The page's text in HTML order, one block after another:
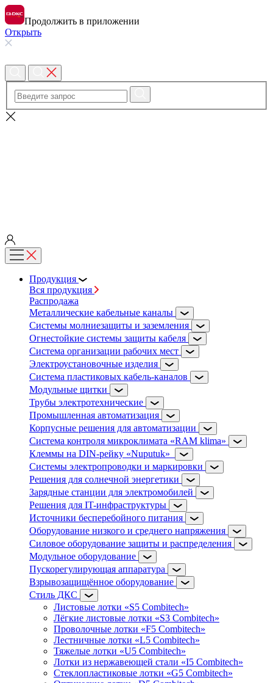
Продолжить в приложении
Открыть
Продукция
Вся продукция
Распродажа
Металлические кабельные каналы
Системы молниезащиты и заземления
Огнестойкие системы защиты кабеля
Система организации рабочих мест
Электроустановочные изделия
Система пластиковых кабель-каналов
Модульные щитки
Трубы электротехнические
Промышленная автоматизация
Корпусные решения для автоматизации
Система контроля микроклимата «RAM klima»
Клеммы на DIN-рейку «Nuputuk»
Системы электропроводки и маркировки
Решения для солнечной энергетики
Зарядные станции для электромобилей
Решения для IT-инфраструктуры
Источники бесперебойного питания
Оборудование низкого и среднего напряжения
Силовое оборудование защиты и распределения
Модульное оборудование
Пускорегулирующая аппаратура
Взрывозащищённое оборудование
Стиль ДКС
Листовые лотки «S5 Combitech»
Лёгкие листовые лотки «S3 Combitech»
Проволочные лотки «F5 Combitech»
Лестничные лотки «L5 Combitech»
Тяжелые лотки «U5 Combitech»
Лотки из нержавеющей стали «I5 Combitech»
Стеклопластиковые лотки «G5 Combitech»